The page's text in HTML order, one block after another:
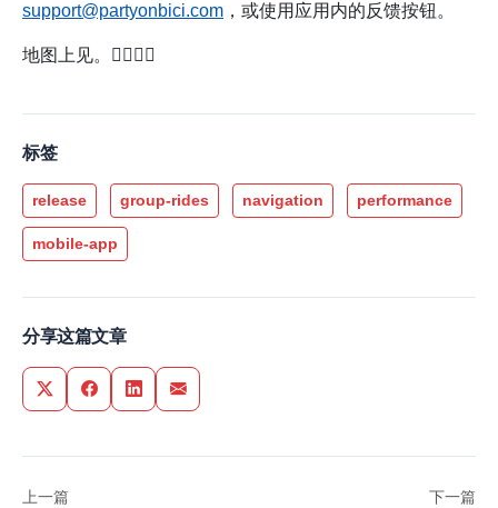
support@partyonbici.com ，或使用应用内的反馈按钮。
地图上见。🚴‍♀️🚴‍♂️
标签
release group-rides navigation performance
mobile-app
分享这篇文章
Share on Twitter
Share on Facebook
Share on LinkedIn
Share via Email
上一篇
下一篇